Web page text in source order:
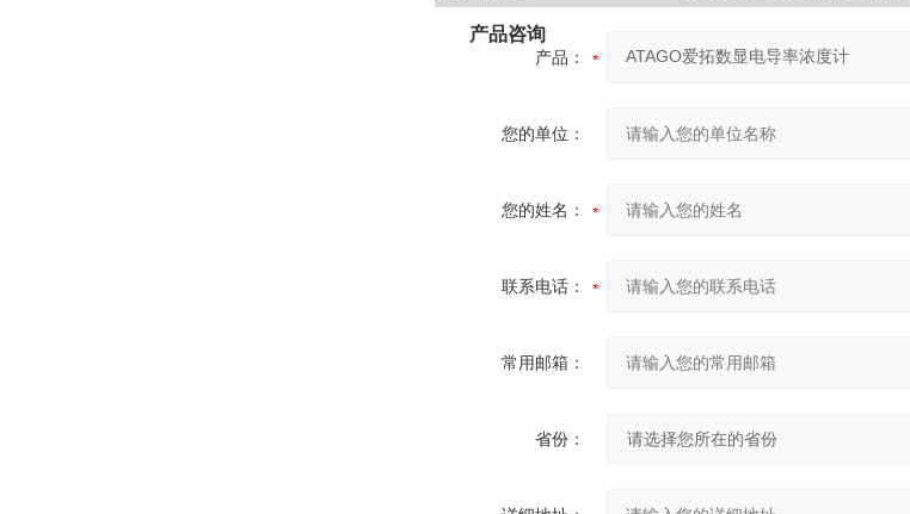
产品咨询
产品：
您的单位：
您的姓名：
联系电话：
常用邮箱：
省份：